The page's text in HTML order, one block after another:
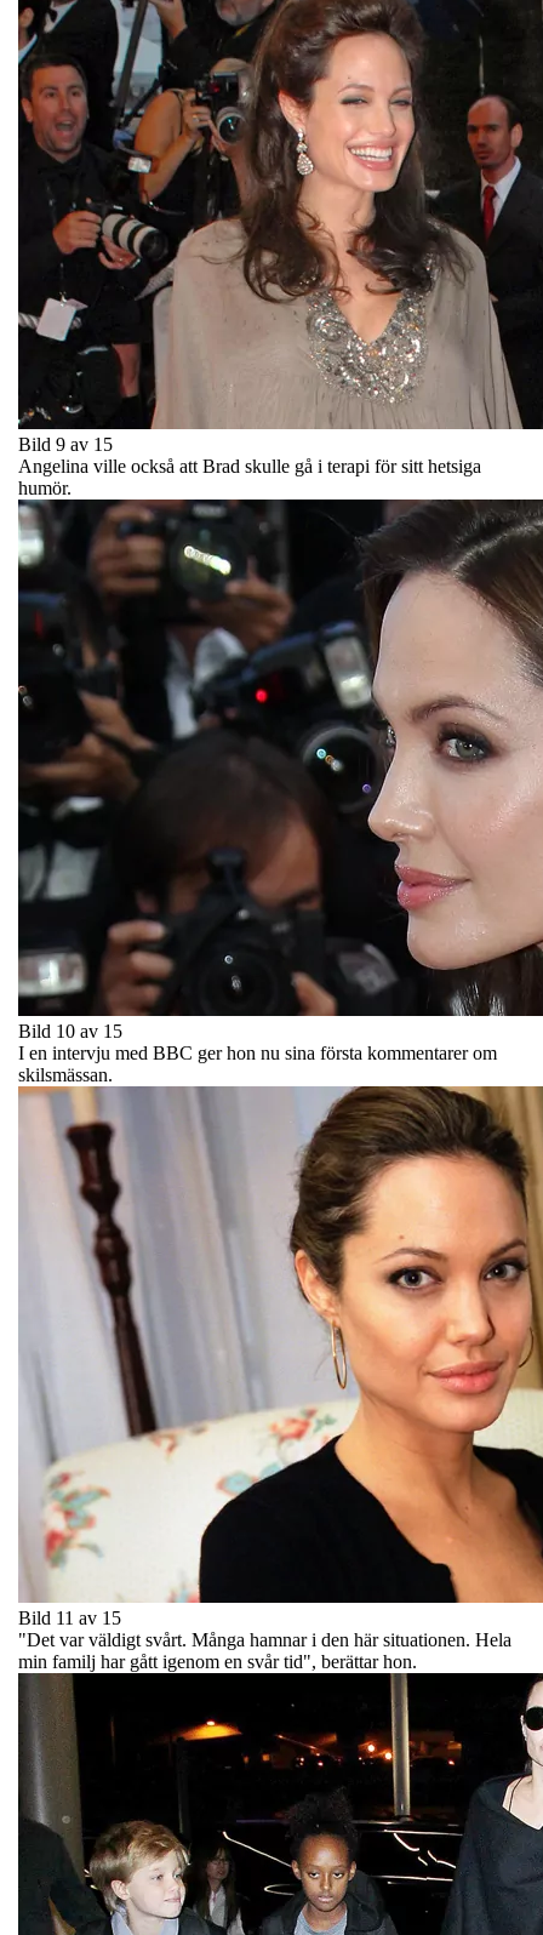
Bild 9 av 15
Angelina ville också att Brad skulle gå i terapi för sitt hetsiga
humör.
Bild 10 av 15
I en intervju med BBC ger hon nu sina första kommentarer om
skilsmässan.
Bild 11 av 15
"Det var väldigt svårt. Många hamnar i den här situationen. Hela
min familj har gått igenom en svår tid", berättar hon.